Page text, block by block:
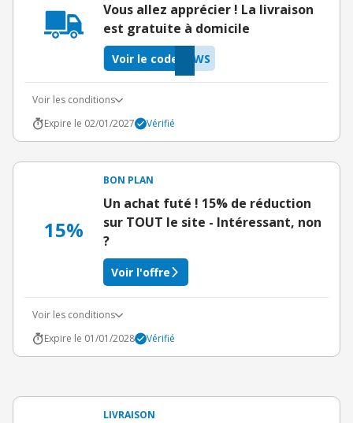
Vous allez apprécier ! La livraison
est gratuite à domicile
QWS
Voir le code
Voir les conditions
Expire le 02/01/2027
Vérifié
15%
BON PLAN
Un achat futé ! 15% de réduction
sur TOUT le site - Intéressant, non
?
Voir l'offre
Voir les conditions
Expire le 01/01/2028
Vérifié
LIVRAISON